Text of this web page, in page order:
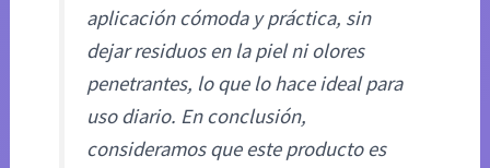
aplicación cómoda y práctica, sin
dejar residuos en la piel ni olores
penetrantes, lo que lo hace ideal para
uso diario. En conclusión,
consideramos que este producto es